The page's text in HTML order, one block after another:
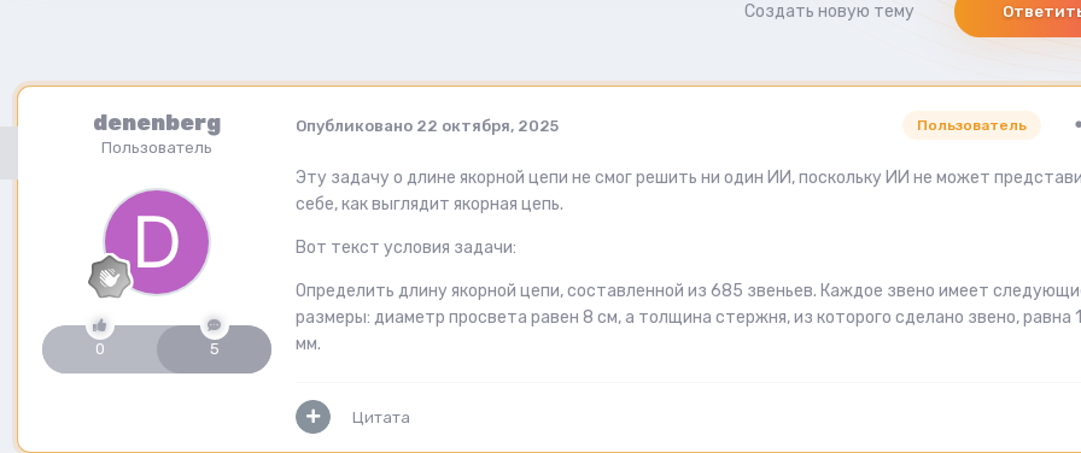
Создать новую тему
denenberg
Пользователь
0 5
Пользователь
Опубликовано 22 октября, 2025
Эту задачу о длине якорной цепи не смог решить ни один ИИ, поскольку ИИ не может
себе, как выглядит якорная цепь.
Вот текст условия задачи:
Определить длину якорной цепи, составленной из 685 звеньев. Каждое звено имеет
размеры: диаметр просвета равен 8 см, а толщина стержня, из которого сделано звено, равна
мм.
Цитата